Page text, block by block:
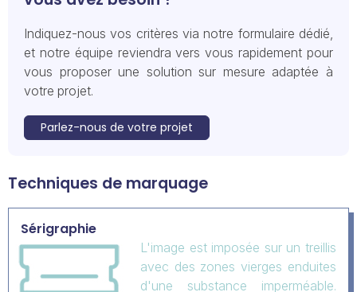
Indiquez-nous vos critères via notre formulaire dédié,
et notre équipe reviendra vers vous rapidement pour
vous proposer une solution sur mesure adaptée à
votre projet.
Parlez-nous de votre projet
Techniques de marquage
Sérigraphie
L'image est imposée sur un treillis
avec des zones vierges enduites
d'une substance imperméable.